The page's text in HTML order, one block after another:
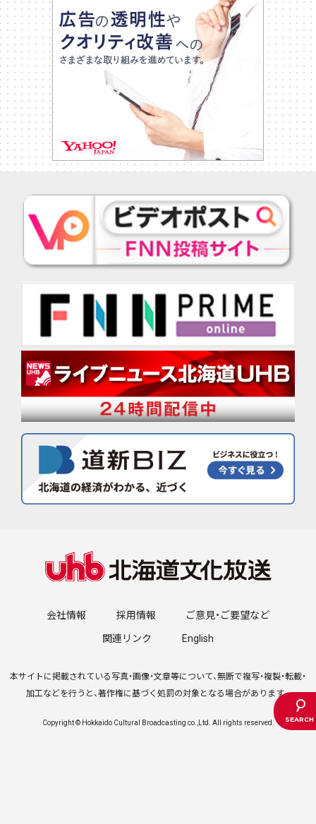
会社情報 採用情報 ご意見・ご要望など
関連リンク English
本サイトに掲載されている写真・画像・文章等について、無断で複写・複製・転載・
加工などを行うと、著作権に基づく処罰の対象となる場合があります。
Copyright © Hokkaido Cultural Broadcasting co.,Ltd. All rights reserved.